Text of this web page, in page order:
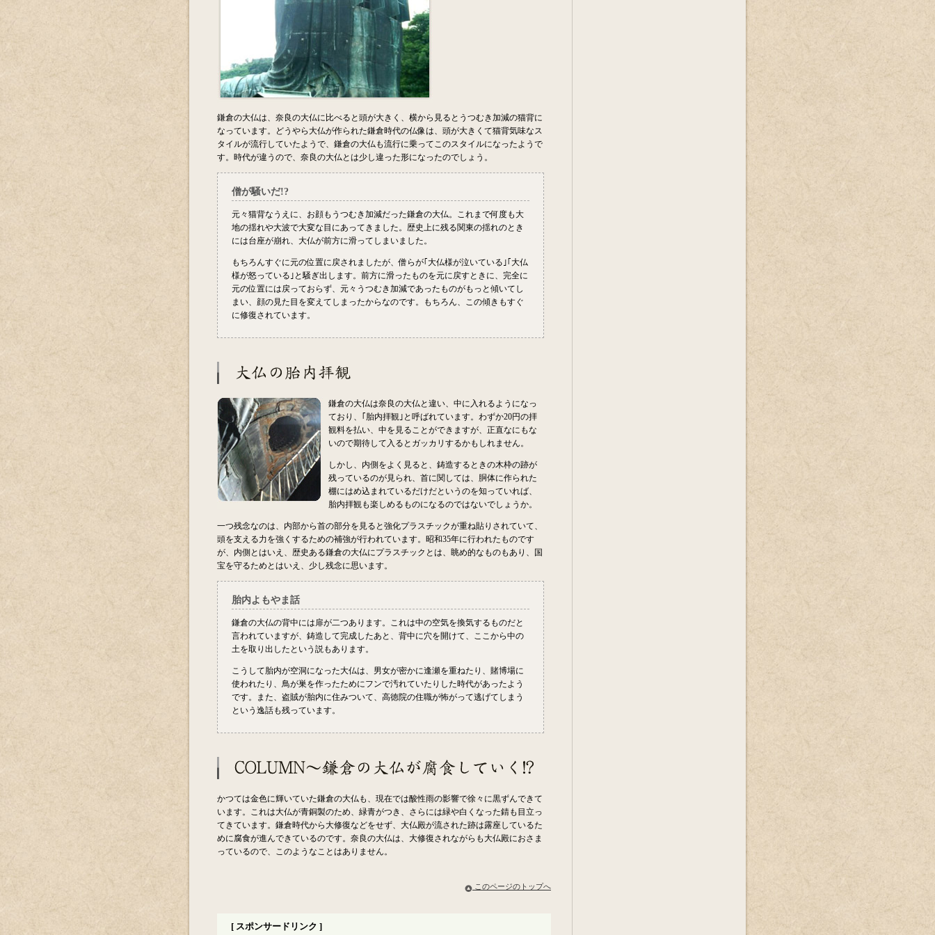
鎌倉の大仏は、奈良の大仏に比べると頭が大きく、横から見るとうつむき加減の猫背に
なっています。どうやら大仏が作られた鎌倉時代の仏像は、頭が大きくて猫背気味なス
タイルが流行していたようで、鎌倉の大仏も流行に乗ってこのスタイルになったようで
す。時代が違うので、奈良の大仏とは少し違った形になったのでしょう。
僧が騒いだ!?
元々猫背なうえに、お顔もうつむき加減だった鎌倉の大仏。これまで何度も大
地の揺れや大波で大変な目にあってきました。歴史上に残る関東の揺れのとき
には台座が崩れ、大仏が前方に滑ってしまいました。
もちろんすぐに元の位置に戻されましたが、僧らが｢大仏様が泣いている｣｢大仏
様が怒っている｣と騒ぎ出します。前方に滑ったものを元に戻すときに、完全に
元の位置には戻っておらず、元々うつむき加減であったものがもっと傾いてし
まい、顔の見た目を変えてしまったからなのです。もちろん、この傾きもすぐ
に修復されています。
鎌倉の大仏は奈良の大仏と違い、中に入れるようになっ
ており、｢胎内拝観｣と呼ばれています。わずか20円の拝
観料を払い、中を見ることができますが、正直なにもな
いので期待して入るとガッカリするかもしれません。
しかし、内側をよく見ると、鋳造するときの木枠の跡が
残っているのが見られ、首に関しては、胴体に作られた
棚にはめ込まれているだけだというのを知っていれば、
胎内拝観も楽しめるものになるのではないでしょうか。
一つ残念なのは、内部から首の部分を見ると強化プラスチックが重ね貼りされていて、
頭を支える力を強くするための補強が行われています。昭和35年に行われたものです
が、内側とはいえ、歴史ある鎌倉の大仏にプラスチックとは、眺め的なものもあり、国
宝を守るためとはいえ、少し残念に思います。
胎内よもやま話
鎌倉の大仏の背中には扉が二つあります。これは中の空気を換気するものだと
言われていますが、鋳造して完成したあと、背中に穴を開けて、ここから中の
土を取り出したという説もあります。
こうして胎内が空洞になった大仏は、男女が密かに逢瀬を重ねたり、賭博場に
使われたり、鳥が巣を作ったためにフンで汚れていたりした時代があったよう
です。また、盗賊が胎内に住みついて、高徳院の住職が怖がって逃げてしまう
という逸話も残っています。
かつては金色に輝いていた鎌倉の大仏も、現在では酸性雨の影響で徐々に黒ずんできて
います。これは大仏が青銅製のため、緑青がつき、さらには緑や白くなった錆も目立っ
てきています。鎌倉時代から大修復などをせず、大仏殿が流された跡は露座しているた
めに腐食が進んできているのです。奈良の大仏は、大修復されながらも大仏殿におさま
っているので、このようなことはありません。
このページのトップへ
[ スポンサードリンク ]